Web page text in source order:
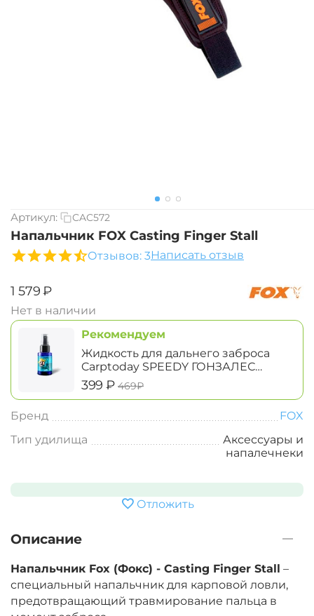
Артикул: CAC572
Напальчник FOX Casting Finger Stall
Отзывов: 3Написать отзыв
‍1 579‍₽
Нет в наличии
Рекомендуем
Жидкость для дальнего заброса
Carptoday SPEEDY ГОНЗАЛЕС
Casting Juice
‍399‍ ₽ ‍469‍₽
Бренд
FOX
Тип удилища
Аксессуары и
напалечнеки
Отложить
Описание
Напальчник Fox (Фокс) - Casting Finger Stall –
специальный напальчник для карповой ловли,
предотвращающий травмирование пальца в